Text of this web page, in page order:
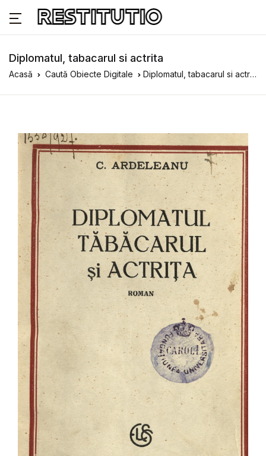
Diplomatul, tabacarul si actrita
Acasă Caută Obiecte Digitale Diplomatul, tabacarul si actrita